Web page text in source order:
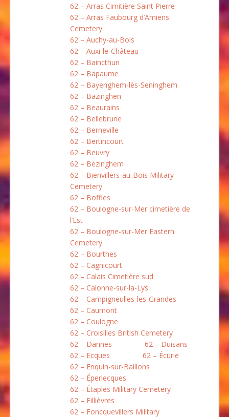
62 – Arras Cimitière Saint Pierre
62 – Arras Faubourg d’Amiens
Cemetery
62 – Auchy-au-Bois
62 – Auxi-le-Château
62 – Baincthun
62 – Bapaume
62 – Bayenghem-lès-Seninghem
62 – Bazinghen
62 – Beaurains
62 – Bellebrune
62 – Berneville
62 – Bertincourt
62 – Beuvry
62 – Bezinghem
62 – Bienvillers-au-Bois Military
Cemetery
62 – Boffles
62 – Boulogne-sur-Mer cimetière de
l’Est
62 – Boulogne-sur-Mer Eastern
Cemetery
62 – Bourthes
62 – Cagnicourt
62 – Calais Cimetière sud
62 – Calonne-sur-la-Lys
62 – Campigneulles-les-Grandes
62 – Caumont
62 – Coulogne
62 – Croisilles British Cemetery
62 – Dannes
62 – Duisans
62 – Ecques
62 – Écurie
62 – Enquin-sur-Baillons
62 – Éperlecques
62 – Étaples Military Cemetery
62 – Fillièvres
62 – Foncquevillers Military